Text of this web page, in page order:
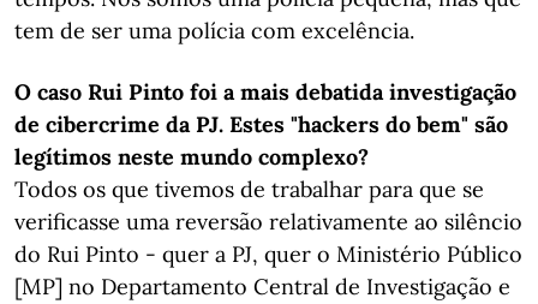
tem de ser uma polícia com excelência.
O caso Rui Pinto foi a mais debatida investigação
de cibercrime da PJ. Estes "hackers do bem" são
legítimos neste mundo complexo?
Todos os que tivemos de trabalhar para que se
verificasse uma reversão relativamente ao silêncio
do Rui Pinto - quer a PJ, quer o Ministério Público
[MP] no Departamento Central de Investigação e